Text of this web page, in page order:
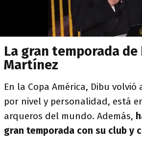
La gran temporada de
Martínez
En la Copa América, Dibu
por nivel y personalidad, está
arqueros del mundo. Además,
gran temporada con su club y